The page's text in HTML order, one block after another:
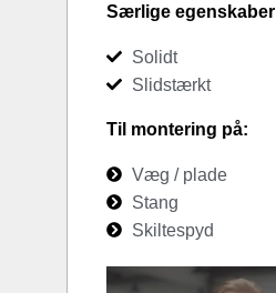
Særlige egenskaber
Solidt
Slidstærkt
Til montering på:
Væg / plade
Stang
Skiltespyd